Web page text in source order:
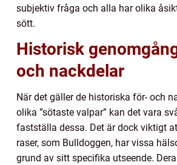
subjektiv fråga och alla har olika
sött.
Historisk
och nackdelar
När det gäller de historiska för- och
olika ”sötaste valpar” kan det vara
fastställa dessa. Det är dock viktigt
raser, som Bulldoggen, har vissa
grund av sitt specifika utseende.